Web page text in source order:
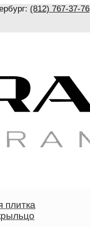
(812) 767-37-76
плитка